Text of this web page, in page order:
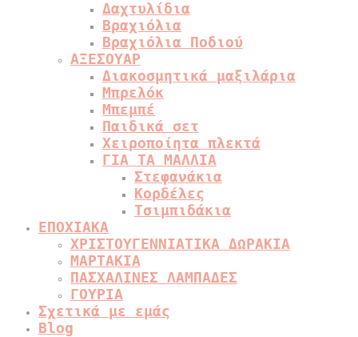
Δαχτυλίδια
Βραχιόλια
Βραχιόλια Ποδιού
ΑΞΕΣΟΥΑΡ
Διακοσμητικά μαξιλάρια
Μπρελόκ
Μπεμπέ
Παιδικά σετ
Χειροποίητα πλεκτά
ΓΙΑ ΤΑ ΜΑΛΛΙΑ
Στεφανάκια
Κορδέλες
Τσιμπιδάκια
ΕΠΟΧΙΑΚΑ
ΧΡΙΣΤΟΥΓΕΝΝΙΑΤΙΚΑ ΔΩΡΑΚΙΑ
ΜΑΡΤΑΚΙΑ
ΠΑΣΧΑΛΙΝΕΣ ΛΑΜΠΑΔΕΣ
ΓΟΥΡΙΑ
Σχετικά με εμάς
Blog